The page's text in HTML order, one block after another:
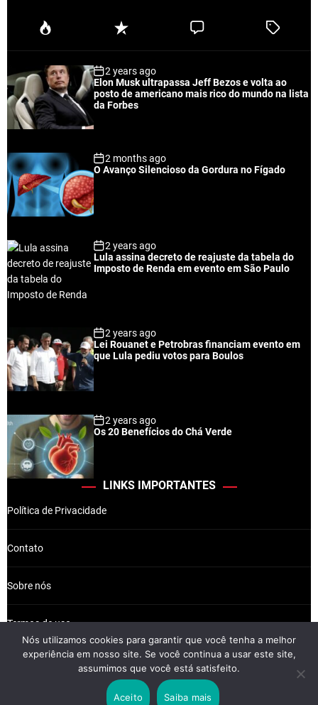
P
u
a
r
R
e
n
t
C
e
T
e
2 years ago
Elon Musk ultrapassa Jeff Bezos e volta ao
posto de americano mais rico do mundo na lista
da Forbes
2 months ago
O Avanço Silencioso da Gordura no Fígado
2 years ago
Lula assina decreto de reajuste da tabela do
Imposto de Renda em evento em São Paulo
2 years ago
Lei Rouanet e Petrobras financiam evento em
que Lula pediu votos para Boulos
2 years ago
Os 20 Benefícios do Chá Verde
LINKS IMPORTANTES
Política de Privacidade
Contato
Sobre nós
Termos de uso
Wikkiz © 2026 Newsreach.
Nós utilizamos cookies para garantir que você tenha a melhor
experiência em nosso site. Se você continua a usar este site,
assumimos que você está satisfeito.
Aceito Saiba mais